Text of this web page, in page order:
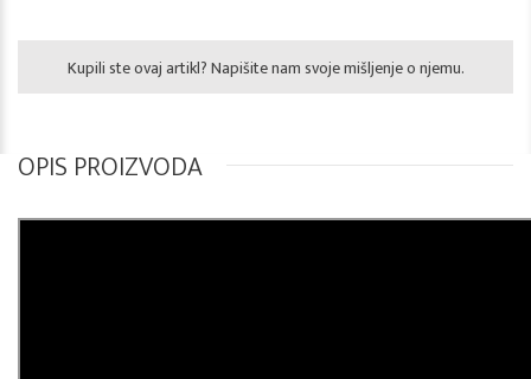
Kupili ste ovaj artikl? Napišite nam svoje mišljenje o njemu.
OPIS PROIZVODA